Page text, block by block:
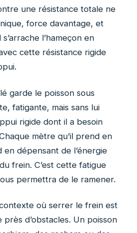
une résistance totale ne
force davantage, et
l’hameçon en
cette résistance rigide
garde le poisson sous
fatigante, mais sans lui
rigide dont il a besoin
mètre qu’il prend en
dépensant de l’énergie
frein. C’est cette fatigue
permettra de le ramener.
où serrer le frein est
d’obstacles. Un poisson